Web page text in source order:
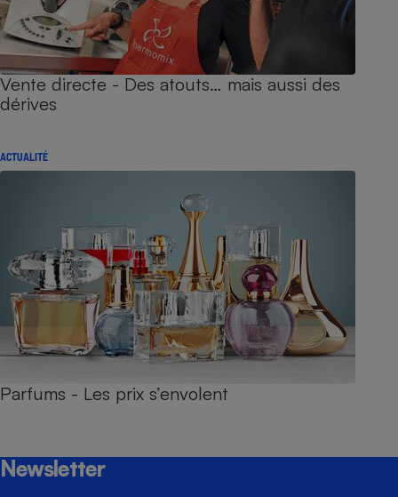
Vente directe - Des atouts… mais aussi des
dérives
ACTUALITÉ
Parfums - Les prix s’envolent
Newsletter